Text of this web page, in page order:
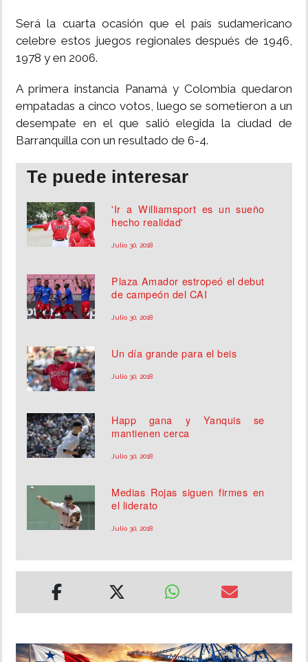
Será la cuarta ocasión que el país sudamericano
celebre estos juegos regionales después de 1946,
1978 y en 2006.
A primera instancia Panamá y Colombia quedaron
empatadas a cinco votos, luego se sometieron a un
desempate en el que salió elegida la ciudad de
Barranquilla con un resultado de 6-4.
Te puede interesar
'Ir a Williamsport es un sueño
hecho realidad'
Julio 30, 2018
Plaza Amador estropeó el debut
de campeón del CAI
Julio 30, 2018
Un día grande para el beis
Julio 30, 2018
Happ gana y Yanquis se
mantienen cerca
Julio 30, 2018
Medias Rojas siguen firmes en
el liderato
Julio 30, 2018